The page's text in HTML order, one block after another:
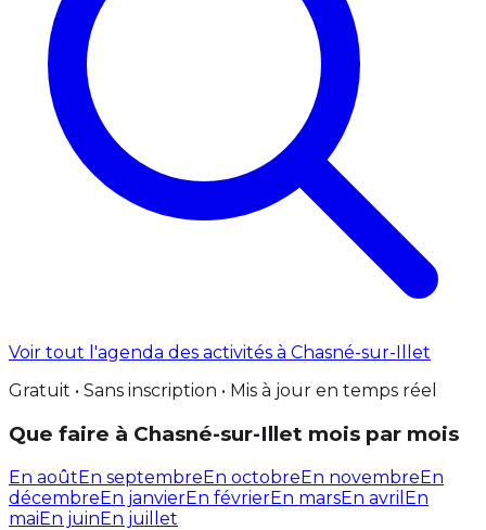
Voir tout l'agenda des activités à Chasné-sur-Illet
Gratuit • Sans inscription • Mis à jour en temps réel
Que faire à Chasné-sur-Illet mois par mois
En aoûtEn septembreEn octobreEn novembreEn
décembreEn janvierEn févrierEn marsEn avril En
maiEn juinEn juillet